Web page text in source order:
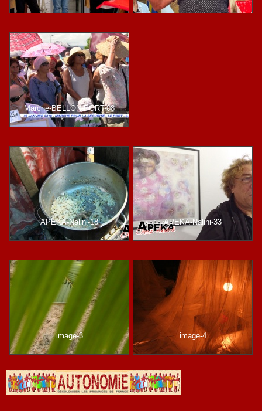
Marche-BELLON-PORT-08
APEKA-Nalini-18 APEKA-Nalini-33
image-3 image-4